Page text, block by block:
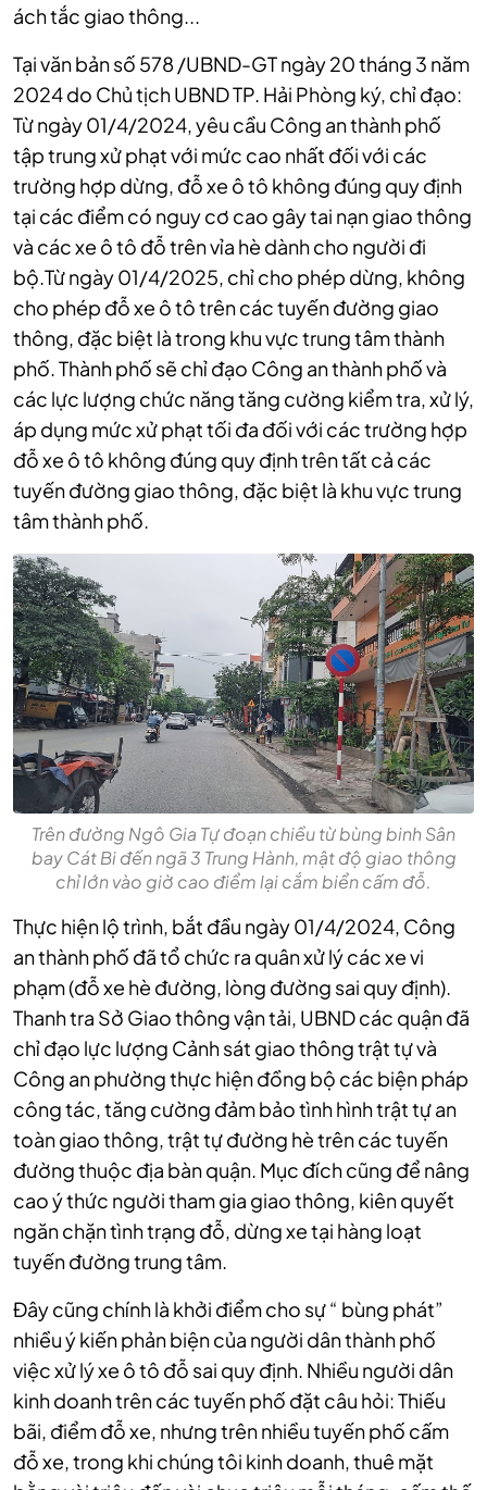
ách tắc giao thông...
Tại văn bản số 578 /UBND-GT ngày 20 tháng 3 năm
2024 do Chủ tịch UBND TP. Hải Phòng ký, chỉ đạo:
Từ ngày 01/4/2024, yêu cầu Công an thành phố
tập trung xử phạt với mức cao nhất đối với các
trường hợp dừng, đỗ xe ô tô không đúng quy định
tại các điểm có nguy cơ cao gây tai nạn giao thông
và các xe ô tô đỗ trên vỉa hè dành cho người đi
bộ.Từ ngày 01/4/2025, chỉ cho phép dừng, không
cho phép đỗ xe ô tô trên các tuyến đường giao
thông, đặc biệt là trong khu vực trung tâm thành
phố. Thành phố sẽ chỉ đạo Công an thành phố và
các lực lượng chức năng tăng cường kiểm tra, xử lý,
áp dụng mức xử phạt tối đa đối với các trường hợp
đỗ xe ô tô không đúng quy định trên tất cả các
tuyến đường giao thông, đặc biệt là khu vực trung
tâm thành phố.
Trên đường Ngô Gia Tự đoạn chiều từ bùng binh Sân
bay Cát Bi đến ngã 3 Trung Hành, mật độ giao thông
chỉ lớn vào giờ cao điểm lại cắm biển cấm đỗ.
Thực hiện lộ trình, bắt đầu ngày 01/4/2024, Công
an thành phố đã tổ chức ra quân xử lý các xe vi
phạm (đỗ xe hè đường, lòng đường sai quy định).
Thanh tra Sở Giao thông vận tải, UBND các quận đã
chỉ đạo lực lượng Cảnh sát giao thông trật tự và
Công an phường thực hiện đồng bộ các biện pháp
công tác, tăng cường đảm bảo tình hình trật tự an
toàn giao thông, trật tự đường hè trên các tuyến
đường thuộc địa bàn quận. Mục đích cũng để nâng
cao ý thức người tham gia giao thông, kiên quyết
ngăn chặn tình trạng đỗ, dừng xe tại hàng loạt
tuyến đường trung tâm.
Đây cũng chính là khởi điểm cho sự “ bùng phát”
nhiều ý kiến phản biện của người dân thành phố
việc xử lý xe ô tô đỗ sai quy định. Nhiều người dân
kinh doanh trên các tuyến phố đặt câu hỏi: Thiếu
bãi, điểm đỗ xe, nhưng trên nhiều tuyến phố cấm
đỗ xe, trong khi chúng tôi kinh doanh, thuê mặt